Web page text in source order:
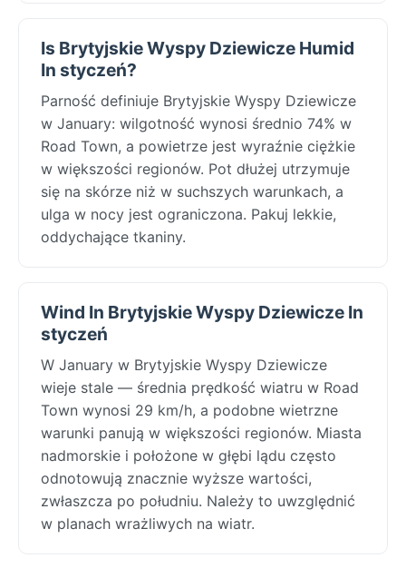
Is Brytyjskie Wyspy Dziewicze Humid
In styczeń?
Parność definiuje Brytyjskie Wyspy Dziewicze
w January: wilgotność wynosi średnio 74% w
Road Town, a powietrze jest wyraźnie ciężkie
w większości regionów. Pot dłużej utrzymuje
się na skórze niż w suchszych warunkach, a
ulga w nocy jest ograniczona. Pakuj lekkie,
oddychające tkaniny.
Wind In Brytyjskie Wyspy Dziewicze In
styczeń
W January w Brytyjskie Wyspy Dziewicze
wieje stale — średnia prędkość wiatru w Road
Town wynosi 29 km/h, a podobne wietrzne
warunki panują w większości regionów. Miasta
nadmorskie i położone w głębi lądu często
odnotowują znacznie wyższe wartości,
zwłaszcza po południu. Należy to uwzględnić
w planach wrażliwych na wiatr.